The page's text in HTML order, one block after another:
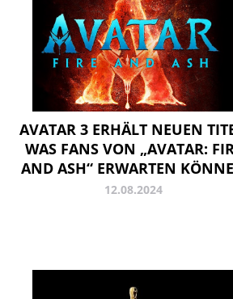
AVATAR 3 ERHÄLT NEUEN
WAS FANS VON „AVATAR:
AND ASH“ ERWARTEN
12.08.2024